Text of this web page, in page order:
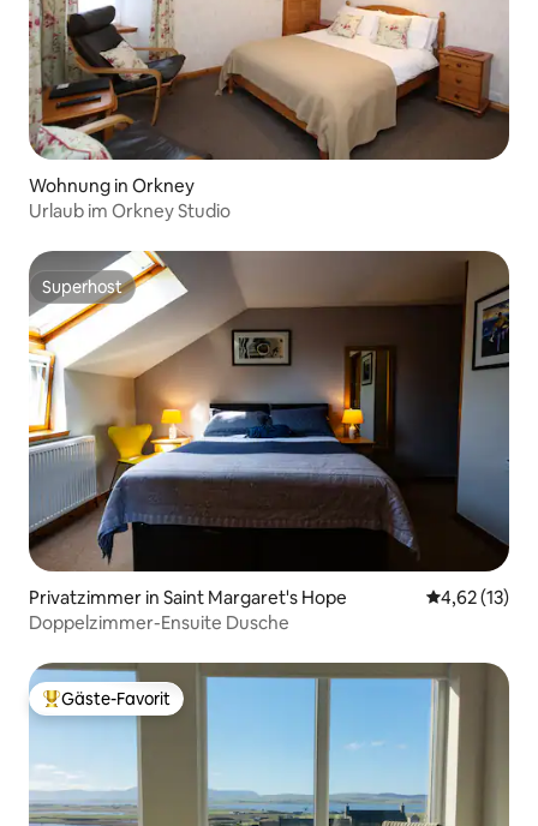
Wohnung in Orkney
Urlaub im Orkney Studio
Superhost
Superhost
Privatzimmer in Saint Margaret's Hope
4,62 (13)
Doppelzimmer-Ensuite Dusche
Beliebter Gäste-Favorit.
Gäste-Favorit